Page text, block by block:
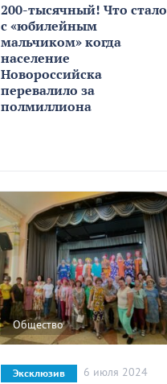
200-тысячный! Что стало
с «юбилейным
мальчиком» когда
население
Новороссийска
перевалило за
полмиллиона
Общество
Эксклюзив 6 июля 2024